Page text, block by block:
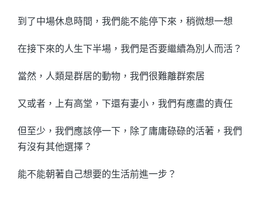
到了中場休息時間，我們能不能停下來，稍微想一想
在接下來的人生下半場，我們是否要繼續為別人而活？
當然，人類是群居的動物，我們很難離群索居
又或者，上有高堂，下還有妻小，我們有應盡的責任
但至少，我們應該停一下，除了庸庸碌碌的活著，我們
有沒有其他選擇？
能不能朝著自己想要的生活前進一步？